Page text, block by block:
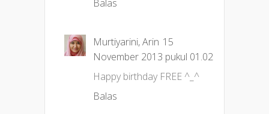
Balas
Murtiyarini, Arin 15
November 2013 pukul 01.02
Happy birthday FREE ^_^
Balas